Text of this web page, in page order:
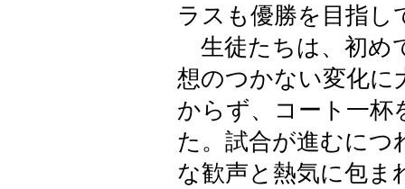
ラスも優勝を目指し
生徒たちは、初め
想のつかない変化に
からず、コート一杯
た。試合が進むにつ
な歓声と熱気に包ま